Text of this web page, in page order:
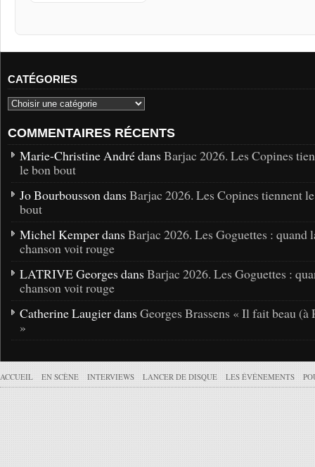
CATÉGORIES
COMMENTAIRES RÉCENTS
Marie-Christine André dans Barjac 2026. Les Copines
le bon bout
Jo Bourbousson dans Barjac 2026. Les Copines tiennent
bout
Michel Kemper dans Barjac 2026. Les Goguettes : quand
chanson voit rouge
LATRIVE Georges dans Barjac 2026. Les Goguettes :
chanson voit rouge
Catherine Laugier dans Georges Brassens « Il fait beau (à
»
ACCUEIL EN SCÈNE INTERVIEWS LANCER DE DISQUE LES ÉVÉNEMENTS